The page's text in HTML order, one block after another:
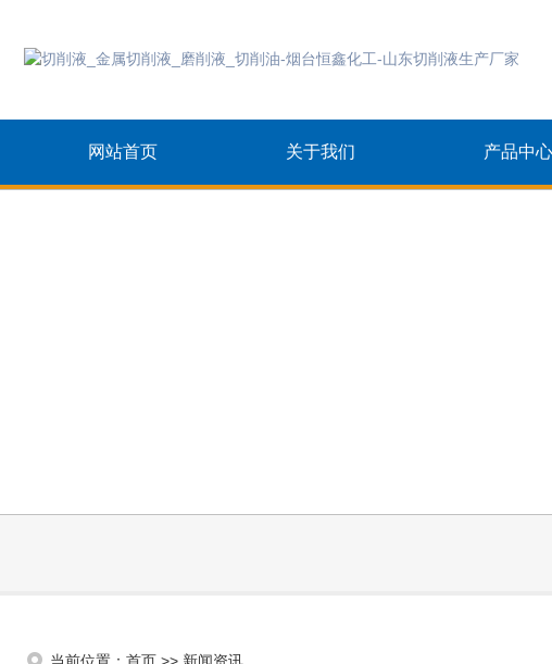
网站首页 关于我们 产品中心